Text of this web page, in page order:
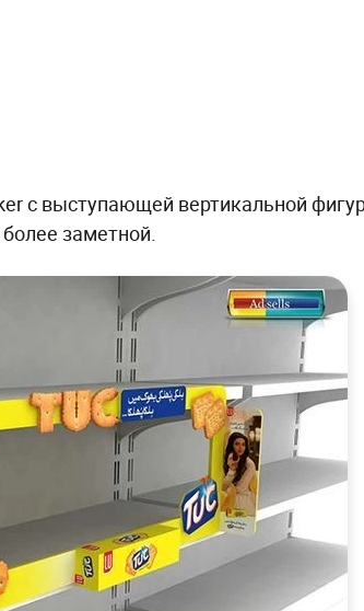
с выступающей вертикальной
заметной.